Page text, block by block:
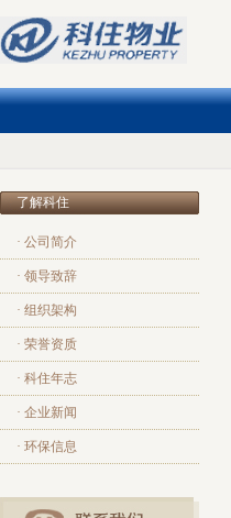
了解科住
· 公司简介
· 领导致辞
· 组织架构
· 荣誉资质
· 科住年志
· 企业新闻
· 环保信息